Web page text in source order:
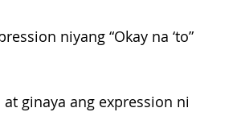
niyang “Okay na ‘to”
ginaya ang expression ni